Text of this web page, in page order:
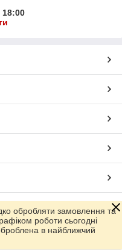
18:00
Prom.ua
обробляти замовлення та
роботи сьогодні
в найближчий